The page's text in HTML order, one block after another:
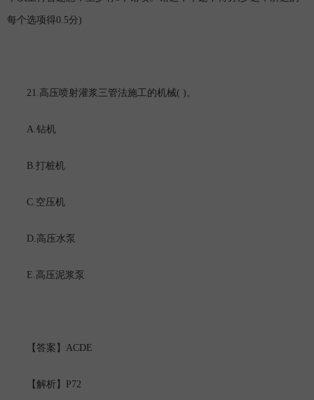
每个选项得0.5分)
21.高压喷射灌浆三管法施工的机械( )。
A.钻机
B.打桩机
C.空压机
D.高压水泵
E.高压泥浆泵
【答案】 ACDE
【解析】 P72